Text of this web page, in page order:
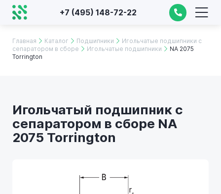
+7 (495) 148-72-22
Главная Каталог Подшипники
Игольчатые подшипники с
сепаратором в сборе
Игольчатые подшипники
NA 2075
Torrington
Игольчатый подшипник с
сепаратором в сборе NA
2075 Torrington